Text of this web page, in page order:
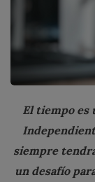
El tiempo es
siempre
un desafío